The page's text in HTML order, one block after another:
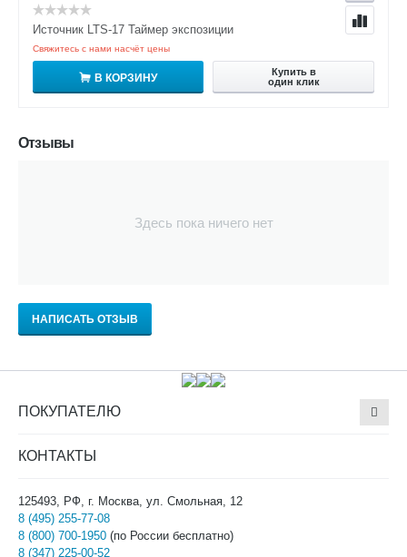
Источник LTS-17 Таймер экспозиции
Свяжитесь с нами насчёт цены
В КОРЗИНУ
Купить в
один клик
Отзывы
Здесь пока ничего нет
НАПИСАТЬ ОТЗЫВ
ПОКУПАТЕЛЮ
КОНТАКТЫ
125493, РФ, г. Москва, ул. Смольная, 12
8 (495) 255-77-08
8 (800) 700-1950 (по России бесплатно)
8 (347) 225-00-52